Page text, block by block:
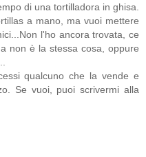
di una tortilladora in ghisa.
a mano, ma vuoi mettere
l'ho ancora trovata, ce
non è la stessa cosa, oppure
qualcuno che la vende e
Se vuoi, puoi scrivermi alla